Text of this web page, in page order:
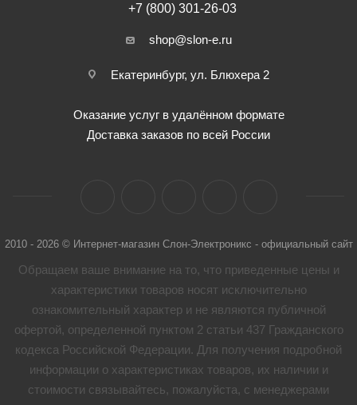
+7 (800) 301-26-03
shop@slon-e.ru
Екатеринбург, ул. Блюхера 2
Оказание услуг в удалённом формате
Доставка заказов по всей России
2010 - 2026 © Интернет-магазин Слон-Электроникс - официальный сайт
Обращаем ваше внимание на то, что приведенные цены и
характеристики товaров носят исключительно
ознакомительный характер и не являются публичной
офертой, определенной пунктом 2 статьи 437 Гражданского
кодекса Российской Федерации. Для получения подробной
информации о характеристиках товaров, их наличии и
стоимости связывайтесь, пожалуйста, с менеджерами